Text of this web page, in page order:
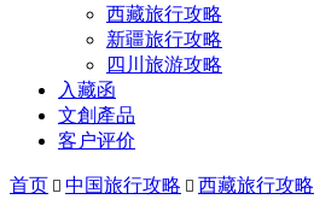
西藏旅行攻略
新疆旅行攻略
四川旅游攻略
入藏函
文創產品
客户评价
首页  中国旅行攻略  西藏旅行攻略